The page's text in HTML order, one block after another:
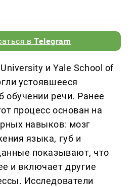
вTelegram
и Yale School of
устоявшееся
обучении речи. Ранее
процесс основан на
навыков: мозг
языка, губ и
показывают, что
и включает другие
Исследователи